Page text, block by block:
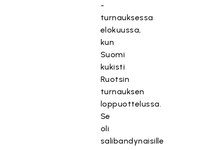
-
turnauksessa
elokuussa,
kun
Suomi
kukisti
Ruotsin
turnauksen
loppuottelussa.
Se
oli
salibandynaisille